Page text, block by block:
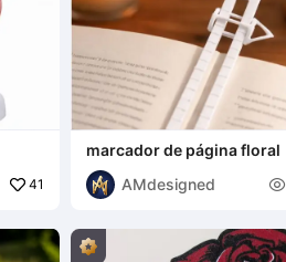
41
marcador de página floral
AMdesigned
